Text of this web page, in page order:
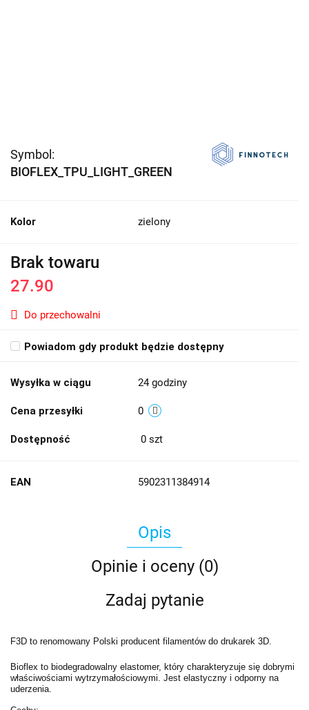
Symbol:
BIOFLEX_TPU_LIGHT_GREEN
Kolor zielony
Brak towaru
27.90
Do przechowalni
Powiadom gdy produkt będzie dostępny
Wysyłka w ciągu 24 godziny
Cena przesyłki 0
Dostępność 0 szt
EAN 5902311384914
Opis
Opinie i oceny (0)
Zadaj pytanie
F3D to renomowany Polski producent filamentów do drukarek 3D.
Bioflex to biodegradowalny elastomer, który charakteryzuje się dobrymi
właściwościami wytrzymałościowymi. Jest elastyczny i odporny na
uderzenia.